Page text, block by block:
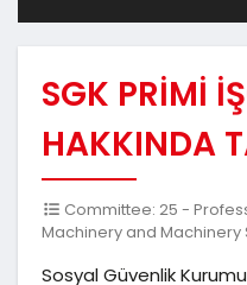
SGK PRİMİ
HAKKINDA
Committee: 25 -
Machinery and Machinery
Sosyal Güvenlik